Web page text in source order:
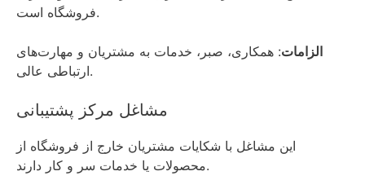
فروشگاه است.
الزامات: همکاری، صبر، خدمات به مشتریان و مهارت‌های
ارتباطی عالی.
مشاغل مرکز پشتیبانی
این مشاغل با شکایات مشتریان خارج از فروشگاه از
محصولات یا خدمات سر و کار دارند.